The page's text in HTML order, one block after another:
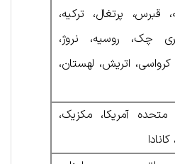
قبرس، پرتغال، ترکیه،
چک، روسیه، نروژ،
کرواسی، اتریش، لهستان،
متحده آمریکا، مکزیک،